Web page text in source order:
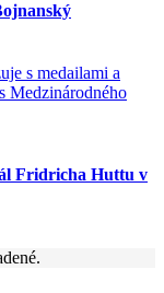
Fridricha Huttu v